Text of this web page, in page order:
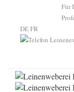
Für
DEFR